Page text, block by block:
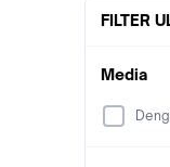
FILTER
Media